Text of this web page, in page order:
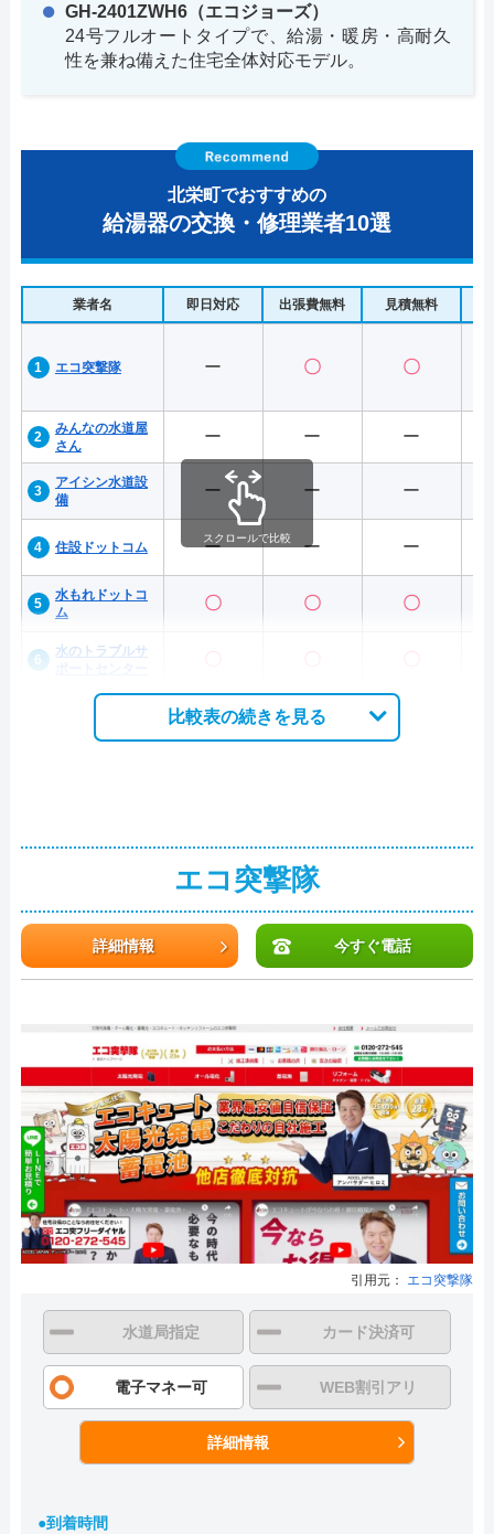
GH-2401ZWH6（エコジョーズ）
24号フルオートタイプで、給湯・暖房・高耐久
性を兼ね備えた住宅全体対応モデル。
北栄町でおすすめの
給湯器の交換・修理業者10選
業者名 即日対応 出張費無料 見積無料
エコ突撃隊 ー 〇 〇
みんなの水道屋
さん
ー ー ー
アイシン水道設
備
ー ー ー
住設ドットコム ー ー ー
水もれドットコ
ム
〇 〇 〇
水のトラブルサ
スクロールで比較
比較表の続きを見る
エコ突撃隊
詳細情報 今すぐ電話
引用元： エコ突撃隊
水道局指定 カード決済可
電子マネー可 WEB割引アリ
詳細情報
●到着時間